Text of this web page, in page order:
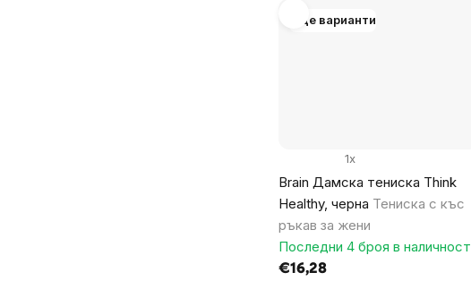
Още варианти
Brain Дамска тениска Think
Healthy, черна Тениска с къс
ръкав за жени
1x
Последни 4 броя в наличност
€16,28